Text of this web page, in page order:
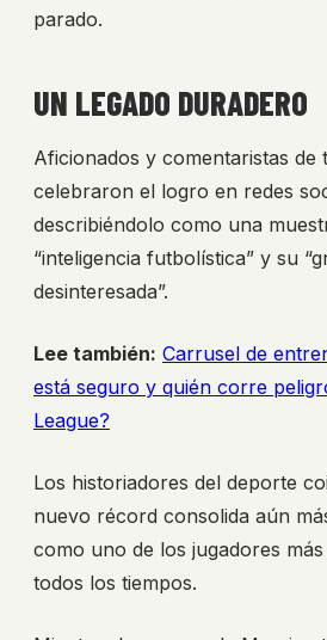
parado.
UN LEGADO DURADERO
Aficionados y comentaristas de
celebraron el logro en redes
describiéndolo como una
“inteligencia futbolística” y su
desinteresada”.
Lee también: Carrusel de
está seguro y quién corre
League?
Los historiadores del deporte
nuevo récord consolida aún
como uno de los jugadores
todos los tiempos.